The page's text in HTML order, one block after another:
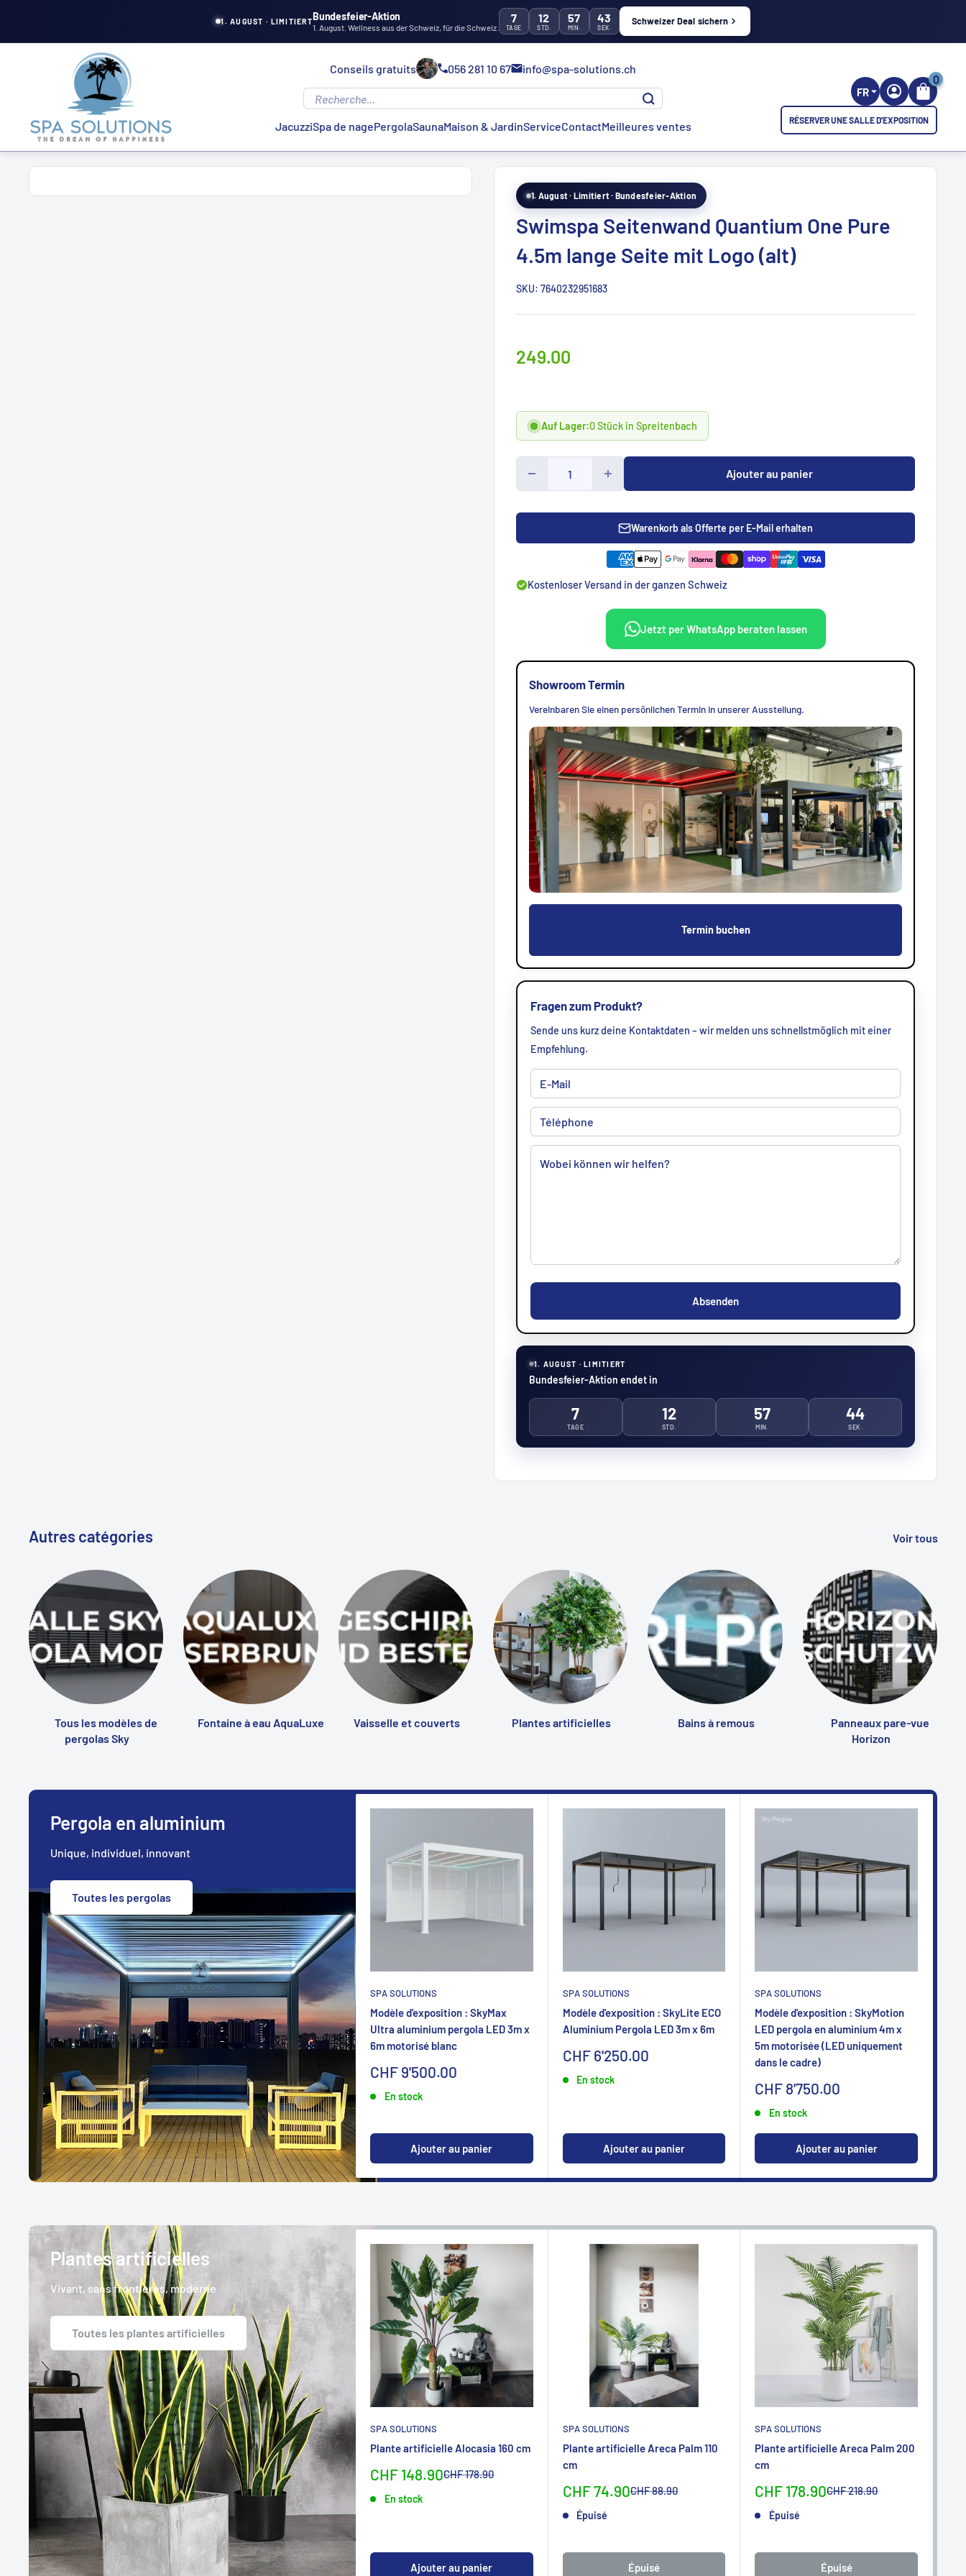
1. AUGUST · LIMITIERTBundesfeier-Aktion
1. August. Wellness aus der Schweiz, für die Schweiz.
7
TAGE
12
STD.
57
MIN.
41
SEK.
Schweizer Deal sichern
Conseils gratuits 056 281 10 67 info@spa-solutions.ch
JacuzziSpa de nagePergolaSaunaMaison & JardinServiceContactMeilleures ventes
FR
0
RÉSERVER UNE SALLE D'EXPOSITION
1. August · Limitiert · Bundesfeier-Aktion
Swimspa Seitenwand Quantium One Pure
4.5m lange Seite mit Logo (alt)
SKU: 7640232951683
Prix
249.00
Auf Lager:0 Stück in Spreitenbach
Ajouter au panier
Warenkorb als Offerte per E-Mail erhalten
Kostenloser Versand in der ganzen Schweiz
Jetzt per WhatsApp beraten lassen
Showroom Termin
Vereinbaren Sie einen persönlichen Termin in unserer Ausstellung.
Termin buchen
Fragen zum Produkt?
Sende uns kurz deine Kontaktdaten – wir melden uns schnellstmöglich mit einer
Empfehlung.
Absenden
1. AUGUST · LIMITIERT
Bundesfeier-Aktion endet in
7
TAGE
12
STD.
57
MIN.
42
SEK.
Autres catégories Voir tous
Tous les modèles de
pergolas Sky
Fontaine à eau AquaLuxe Vaisselle et couverts Plantes artificielles Bains à remous
Panneaux pare-vue
Horizon
Pergola en aluminium
Unique, individuel, innovant
Toutes les pergolas
SPA SOLUTIONS
Modèle d'exposition : SkyMax
Ultra aluminium pergola LED 3m x
6m motorisé blanc
Sonderpreis
CHF 9'500.00
En stock
Ajouter au panier
SPA SOLUTIONS
Modèle d'exposition : SkyLite ECO
Aluminium Pergola LED 3m x 6m
Sonderpreis
CHF 6'250.00
En stock
Ajouter au panier
SPA SOLUTIONS
Modèle d'exposition : SkyMotion
LED pergola en aluminium 4m x
5m motorisée (LED uniquement
dans le cadre)
Sonderpreis
CHF 8'750.00
En stock
Ajouter au panier
Plantes artificielles
Vivant, sans frontières, moderne
Toutes les plantes artificielles
SPA SOLUTIONS
Plante artificielle Alocasia 160 cm
Sonderpreis
CHF 148.90Normalpreis
CHF 178.90
En stock
Ajouter au panier
SPA SOLUTIONS
Plante artificielle Areca Palm 110
cm
Sonderpreis
CHF 74.90Normalpreis
CHF 88.90
Épuisé
Épuisé
SPA SOLUTIONS
Plante artificielle Areca Palm 200
cm
Sonderpreis
CHF 178.90Normalpreis
CHF 218.90
Épuisé
Épuisé